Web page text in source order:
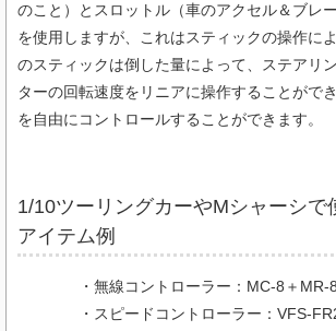
のこと）とスロットル（車のアクセル＆ブレ
を使用しますが、これはスティックの操作に
のスティックは倒した量によって、ステアリ
ターの回転速度をリニアに操作することがで
を自由にコントロールすることができます。
1/10ツーリングカーやMシャーシで
アイテム例
・無線コントローラー：MC-8＋MR-8
・スピードコントローラー：VFS-